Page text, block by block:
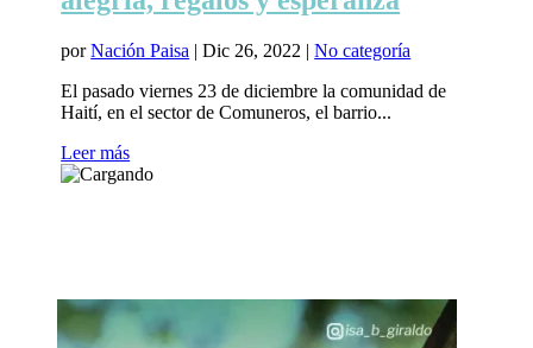
porNación Paisa |Dic 26, 2022 |No categoría
El pasado viernes 23 de diciembre la comunidad de
Haití, en el sector de Comuneros, el barrio...
Leer más